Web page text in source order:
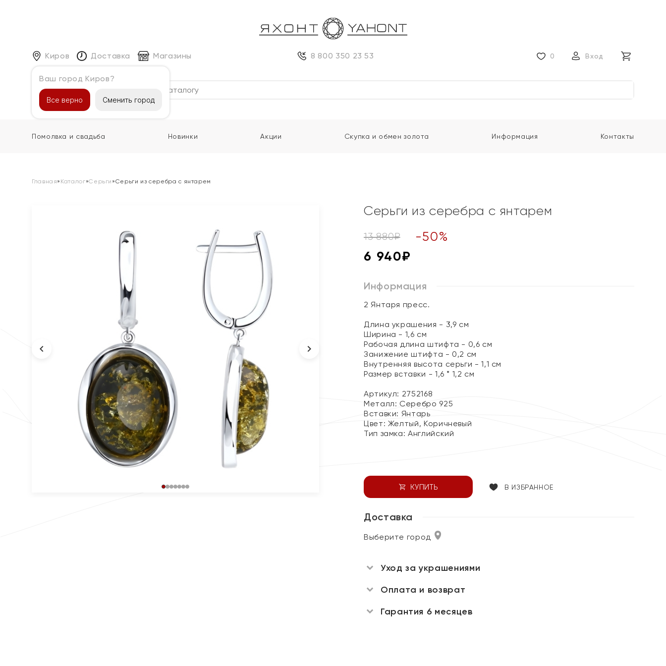
Киров
Ваш город Киров?
Все верно Сменить город
Доставка Магазины 8 800 350 23 53 0 Вход
Каталог
Помолвка и свадьба Новинки Акции Скупка и обмен золота Информация Контакты
Главная» Каталог»Серьги »Серьги из серебра с янтарем
Серьги из серебра с янтарем
13 880₽ -50%
6 940₽
Информация
2 Янтаря пресс.
Длина украшения - 3,9 см
Ширина - 1,6 см
Рабочая длина штифта - 0,6 см
Занижение штифта - 0,2 см
Внутренняя высота серьги - 1,1 см
Размер вставки - 1,6 * 1,2 см
Артикул: 2752168
Металл: Серебро 925
Вставки: Янтарь
Цвет: Желтый, Коричневый
Тип замка:Английский
КУПИТЬ В ИЗБРАННОЕ
Доставка
Выберите город
Уход за украшениями
Оплата и возврат
Гарантия 6 месяцев